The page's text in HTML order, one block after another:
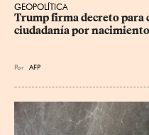
GEOPOLÍTICA
Trump firma decreto para
ciudadanía por nacimiento
Por AFP